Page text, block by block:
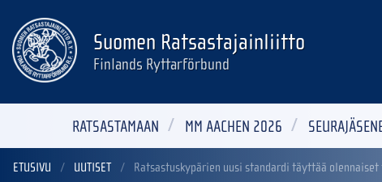
Suomen Ratsastajainliitto
Finlands Ryttarförbund
RATSASTAMAAN MM AACHEN 2026
ETUSIVU UUTISET Ratsastuskypärien uusi standardi täyttää